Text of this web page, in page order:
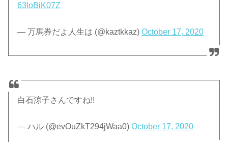
63loBiK07Z
— 万馬券だよ人生は (@kaztkkaz)October 17, 2020
白石涼子さんですね!!
— ハル (@evOuZkT294jWaa0)October 17, 2020